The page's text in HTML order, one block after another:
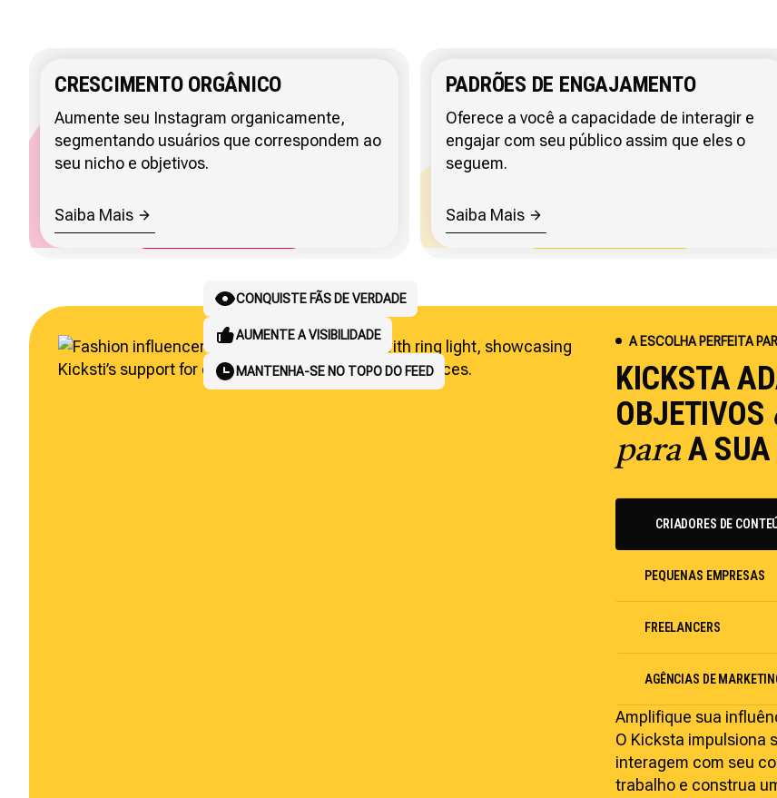
CRESCIMENTO ORGÂNICO
Aumente seu Instagram organicamente,
segmentando usuários que correspondem ao
seu nicho e objetivos.
Saiba Mais
PADRÕES DE ENGAJAMENTO
Oferece a você a capacidade de interagir e
engajar com seu público assim que eles o
seguem.
Saiba Mais
CONQUISTE FÃS DE VERDADE
AUMENTE A VISIBILIDADE
MANTENHA-SE NO TOPO DO FEED
ALCANCE COMPRADORES LOCAIS
ECONOMIZE TEMPO
CONQUISTE CLIENTES REGULARES
ATRAIA CLIENTES
FECHE MAIS NEGÓCIOS
FUNCIONA ENQUANTO VOCÊ DORME
ESCALE O CRESCIMENTO DE CLIENTES
SIMPLIFIQUE OS RELATÓRIOS
GERE RESULTADOS REAIS
A ESCOLHA PERFEITA
KICKSTA
OBJETIVOS
paraA SUA
CRIADORES DE
PEQUENAS EMPRESAS
FREELANCERS
AGÊNCIAS DE
Amplifique sua
O Kicksta impulsiona
interagem com seu
trabalho e construa